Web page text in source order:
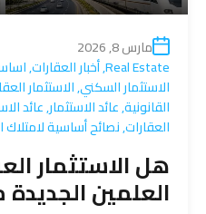
مارس 8, 2026
Real Estate
,أخبار العقارات,
الاستثمار السكني,الاستثمار
القانونية,عائد الاستثمار,عائد
العقارات,نصائح أساسية لامتلاك
هل الاستثمار
العلمين الجديدة